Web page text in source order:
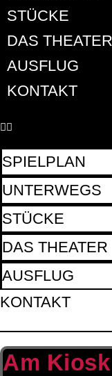
STÜCKE
DAS THEATER
AUSFLUG
KONTAKT
SPIELPLAN
UNTERWEGS
STÜCKE
DAS THEATER
AUSFLUG
KONTAKT
Am Kiosk